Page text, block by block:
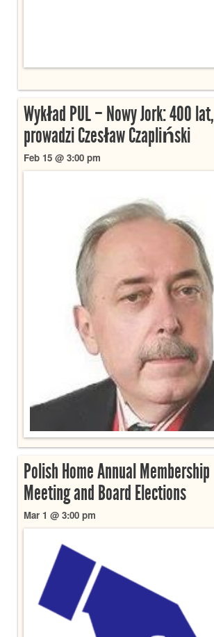
Wykład PUL – Nowy Jork: 400 lat,
prowadzi Czesław Czapliński
Feb 15 @ 3:00 pm
Polish Home Annual Membership
Meeting and Board Elections
Mar 1 @ 3:00 pm